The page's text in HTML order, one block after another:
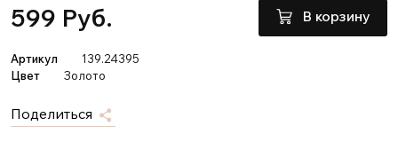
599 Руб. В корзину
Артикул
139.24395
Цвет
Золото
Поделиться